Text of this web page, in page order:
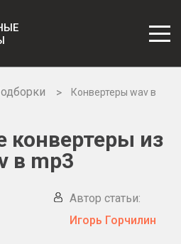
Конвертеры wav в
конвертеры из
в mp3
Автор статьи:
Игорь Горчилин